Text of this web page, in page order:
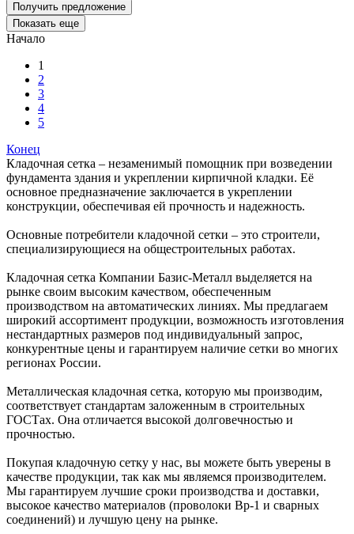
Получить предложение
Показать еще
Начало
1
2
3
4
5
Конец
Кладочная сетка – незаменимый помощник при возведении
фундамента здания и укреплении кирпичной кладки. Её
основное предназначение заключается в укреплении
конструкции, обеспечивая ей прочность и надежность.
Основные потребители кладочной сетки – это строители,
специализирующиеся на общестроительных работах.
Кладочная сетка Компании Базис-Металл выделяется на
рынке своим высоким качеством, обеспеченным
производством на автоматических линиях. Мы предлагаем
широкий ассортимент продукции, возможность изготовления
нестандартных размеров под индивидуальный запрос,
конкурентные цены и гарантируем наличие сетки во многих
регионах России.
Металлическая кладочная сетка, которую мы производим,
соответствует стандартам заложенным в строительных
ГОСТах. Она отличается высокой долговечностью и
прочностью.
Покупая кладочную сетку у нас, вы можете быть уверены в
качестве продукции, так как мы являемся производителем.
Мы гарантируем лучшие сроки производства и доставки,
высокое качество материалов (проволоки Вр-1 и сварных
соединений) и лучшую цену на рынке.